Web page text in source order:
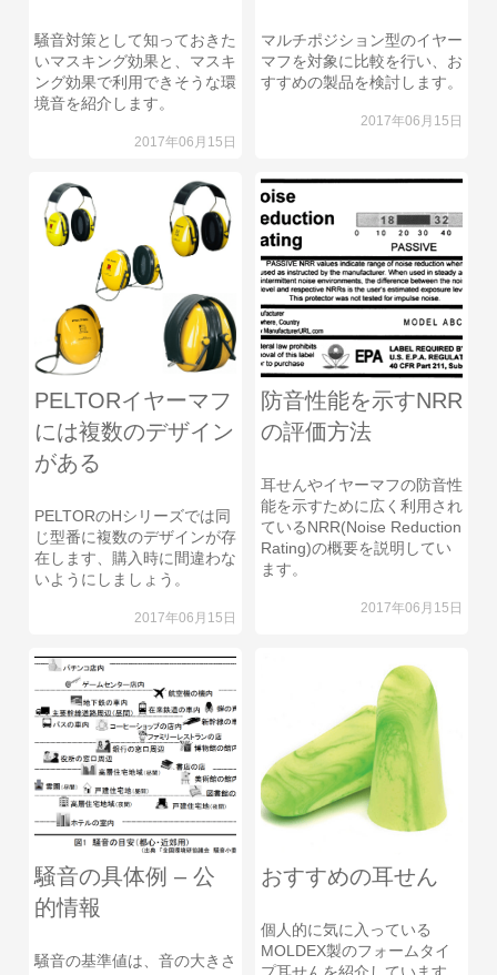
騒音対策として知っておきた
いマスキング効果と、マスキ
ング効果で利用できそうな環
境音を紹介します。
2017年06月15日
マルチポジション型のイヤー
マフを対象に比較を行い、お
すすめの製品を検討します。
2017年06月15日
PELTORイヤーマフ
には複数のデザイン
がある
PELTORのHシリーズでは同
じ型番に複数のデザインが存
在します、購入時に間違わな
いようにしましょう。
2017年06月15日
防音性能を示すNRR
の評価方法
耳せんやイヤーマフの防音性
能を示すために広く利用され
ているNRR(Noise Reduction
Rating)の概要を説明してい
ます。
2017年06月15日
騒音の具体例 – 公
的情報
騒音の基準値は、音の大きさ
おすすめの耳せん
個人的に気に入っている
MOLDEX製のフォームタイ